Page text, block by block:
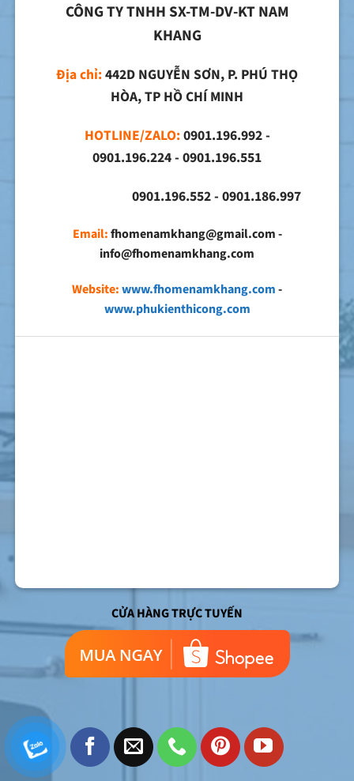
CÔNG TY TNHH SX-TM-DV-KT NAM
KHANG
Địa chỉ:442D NGUYỄN SƠN, P. PHÚ THỌ
HÒA, TP HỒ CHÍ MINH
HOTLINE/ZALO:0901.196.992 -
0901.196.224 - 0901.196.551
0901.196.552 - 0901.186.997
Email:fhomenamkhang@gmail.com -
info@fhomenamkhang.com
Website:www.fhomenamkhang.com-
www.phukienthicong.com
CỬA HÀNG TRỰC TUYẾN